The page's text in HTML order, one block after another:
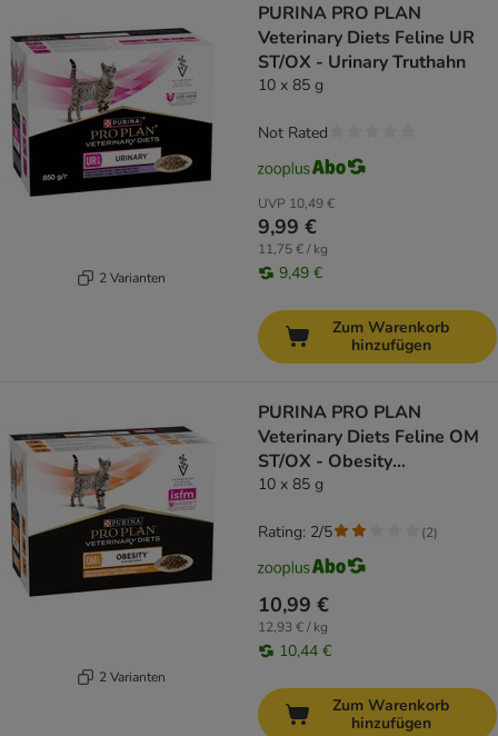
2 Varianten
PURINA PRO PLAN
Veterinary Diets Feline UR
ST/OX - Urinary Truthahn
10 x 85 g
UVP 10,49 €
9,99 €
11,75 € / kg
9,49 €
Not Rated
Zum Warenkorb
hinzufügen
2 Varianten
PURINA PRO PLAN
Veterinary Diets Feline OM
ST/OX - Obesity
Management Huhn
10 x 85 g
10,99 €
12,93 € / kg
10,44 €
Rating: 2/5 (2)
Zum Warenkorb
hinzufügen